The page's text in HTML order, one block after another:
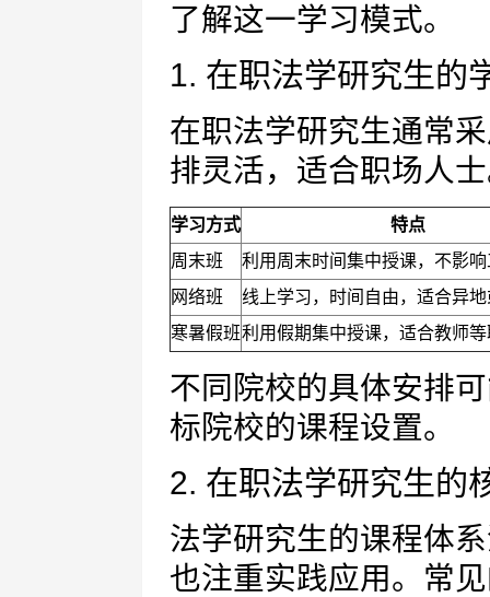
了解这一学习模式。
1. 在职法学研究生的
在职法学研究生通常
排灵活，适合职场人
学习方式
特点
周末班
利用周末时间集中授课，不影
网络班
线上学习，时间自由，适合异
寒暑假班利用假期集中授课，适合教师
不同院校的具体安排
标院校的课程设置。
2. 在职法学研究生的
法学研究生的课程体
也注重实践应用。常